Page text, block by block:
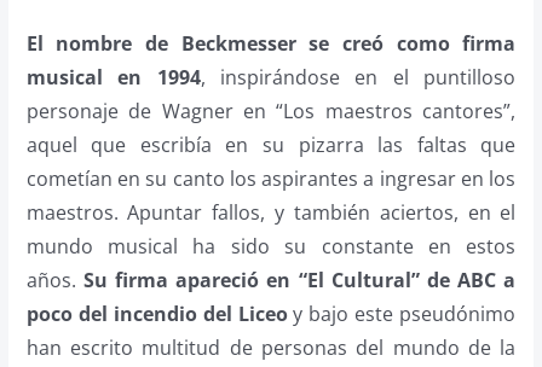
El nombre de Beckmesser se creó como firma
musical en 1994, inspirándose en el puntilloso
personaje de Wagner en “Los maestros cantores”,
aquel que escribía en su pizarra las faltas que
cometían en su canto los aspirantes a ingresar en los
maestros. Apuntar fallos, y también aciertos, en el
mundo musical ha sido su constante en estos
años. Su firma apareció en “El Cultural” de ABC a
poco del incendio del Liceoy bajo este pseudónimo
han escrito multitud de personas del mundo de la